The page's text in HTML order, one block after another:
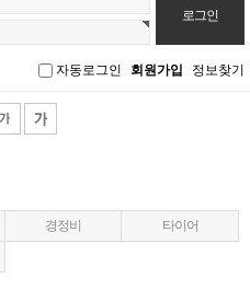
자동로그인 회원가입 정보찾기
경정비
타이어